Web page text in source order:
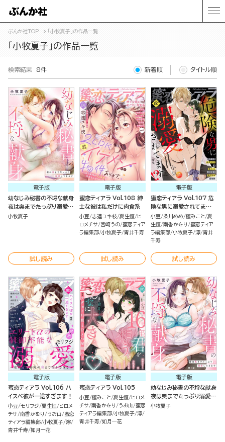
ぶんか社TOP 「小牧夏子」の作品一覧
「小牧夏子」の作品一覧
検索結果 8件 新着順 タイトル順
電子版
幼なじみ秘書の不埒な献身
夜は奥までたっぷり溺愛し
てきます
小牧夏子
試し読み
電子版
蜜恋ティアラ Vol.108 紳
士な彼は私だけに肉食系
小豆 志連ユキ枝 夏生恒
ヒ
ロメチサ
宮崎うの 蜜恋ティア
ラ編集部 小牧夏子 青井千寿
試し読み
電子版
蜜恋ティアラ Vol.107 危
険な男に溺愛されてま
す!?
小豆 粂川めめ 櫁みこと 夏
生恒 南香かをり
蜜恋ティア
ラ編集部 小牧夏子 濘 青井
千寿
試し読み
電子版
蜜恋ティアラ Vol.106 ハ
イスペ彼が一途すぎます！
小豆 モリフジ 夏生恒
ヒロメ
チサ 南香かをり うお山
蜜恋
ティアラ編集部 小牧夏子 濘
青井千寿 如月一花
電子版
蜜恋ティアラ Vol.105
小豆 櫁みこと 夏生恒
ヒロメ
チサ 南香かをり うお山
蜜恋
ティアラ編集部 小牧夏子 濘
青井千寿 如月一花
電子版
幼なじみ秘書の不埒な献身
夜は奥までたっぷり溺愛し
てきます（分冊版）
小牧夏子